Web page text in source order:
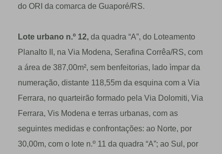
do ORI da comarca de Guaporé/RS.
Lote urbano n.º 12,da quadra “A”, do Loteamento
Planalto II, na Via Modena, Serafina Corrêa/RS, com
a área de 387,00m², sem benfeitorias, lado ìmpar da
numeração, distante 118,55m da esquina com a Via
Ferrara, no quarteirão formado pela Via Dolomiti, Via
Ferrara, Vis Modena e terras urbanas, com as
seguintes medidas e confrontações: ao Norte, por
30,00m, com o lote n.º 11 da quadra “A”; ao Sul, por